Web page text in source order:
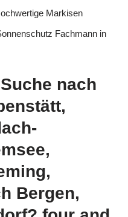
Markisen
Fachmann in
nach
Bergen,